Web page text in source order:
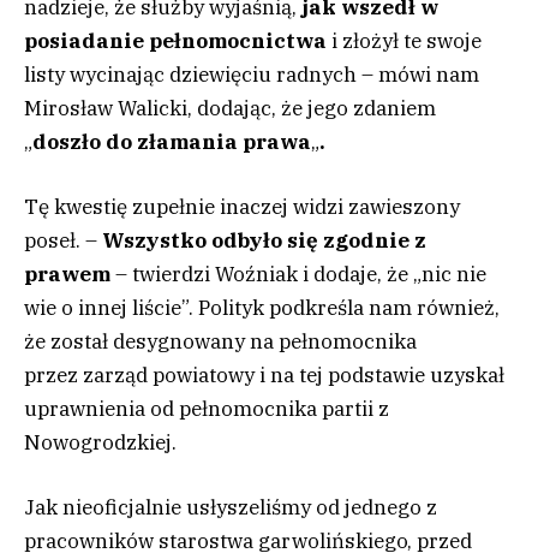
nadzieje, że służby wyjaśnią, jak wszedł w
posiadanie pełnomocnictwa i złożył te swoje
listy wycinając dziewięciu radnych – mówi nam
Mirosław Walicki, dodając, że jego zdaniem
„doszło do złamania prawa„.
Tę kwestię zupełnie inaczej widzi zawieszony
poseł. – Wszystko odbyło się zgodnie z
prawem– twierdzi Woźniak i dodaje, że „nic nie
wie o innej liście”. Polityk podkreśla nam również,
że został desygnowany na pełnomocnika
przez zarząd powiatowy i na tej podstawie uzyskał
uprawnienia od pełnomocnika partii z
Nowogrodzkiej.
Jak nieoficjalnie usłyszeliśmy od jednego z
pracowników starostwa garwolińskiego, przed